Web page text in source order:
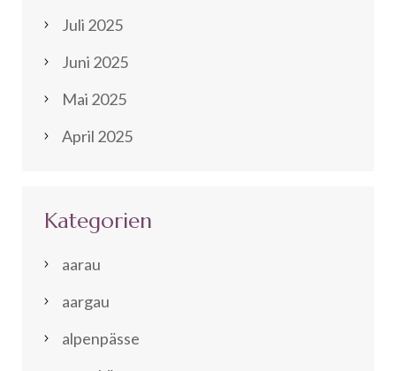
Juli 2025
Juni 2025
Mai 2025
April 2025
Kategorien
aarau
aargau
alpenpässe